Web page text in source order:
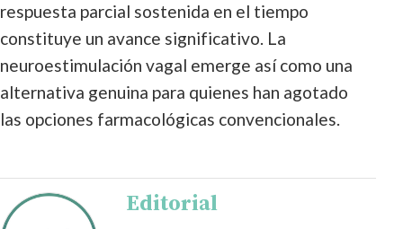
respuesta parcial sostenida en el tiempo
constituye un avance significativo. La
neuroestimulación vagal emerge así como una
alternativa genuina para quienes han agotado
las opciones farmacológicas convencionales.
Editorial